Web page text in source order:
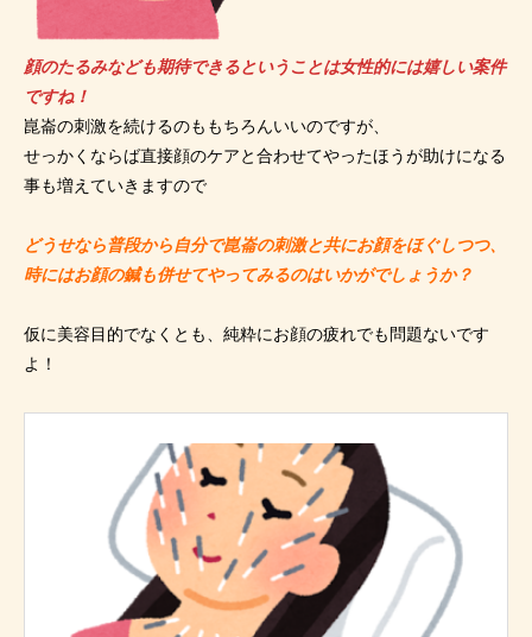
顔のたるみなども期待できるということは女性的には嬉しい案件
ですね！
崑崙の刺激を続けるのももちろんいいのですが、
せっかくならば直接顔のケアと合わせてやったほうが助けになる
事も増えていきますので
どうせなら普段から自分で崑崙の刺激と共にお顔をほぐしつつ、
時にはお顔の鍼も併せてやってみるのはいかがでしょうか？
仮に美容目的でなくとも、純粋にお顔の疲れでも問題ないです
よ！